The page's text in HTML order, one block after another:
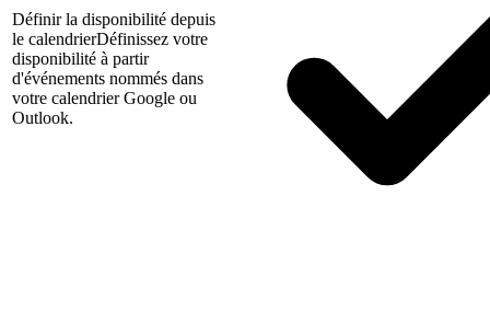
Définir la disponibilité depuis
le calendrierDéfinissez votre
disponibilité à partir
d'événements nommés dans
votre calendrier Google ou
Outlook.